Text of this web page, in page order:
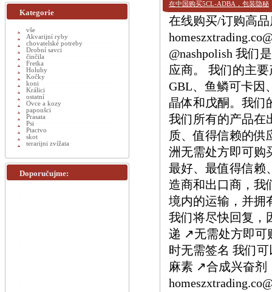
在中国购买5CL-ADBA，包装隐秘
在线购买/订购高品
@nashpolish 我们
应商。 我们的主要
GBL、鱼鳞可卡因
晶体和戊酮。我们
我们所有的产品在
质、值得信赖的
洲无需处方即可购
最好、最值得信赖
造商和出口商，我
境内的运输，并拥
我们将尽快回复，
递 ↗️无需处方即
时无需签名 我们
麻素 ↗️合成兴奋
Kategorie
vše
Akvarijní ryby
chovatelské potreby
Drobní savci
činčila
Fretka
Holuby
Kočky
koni
Králici
ostatní
Ovce a kozy
papoušci
Prasata
Psi
Ptactvo
skot
terarijni zvížata
Doporučujme: